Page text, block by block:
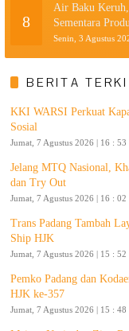
8
Air Baku
Sementara
Senin, 3 Agustus
BERITA
KKI WARSI Perkuat
Sosial
Jumat, 7 Agustus 2026 | 16 : 53
Jelang MTQ Nasional,
dan Try Out
Jumat, 7 Agustus 2026 | 16 : 02
Trans Padang Tambah
Ship HJK
Jumat, 7 Agustus 2026 | 15 : 52
Pemko Padang dan
HJK ke-357
Jumat, 7 Agustus 2026 | 15 : 48